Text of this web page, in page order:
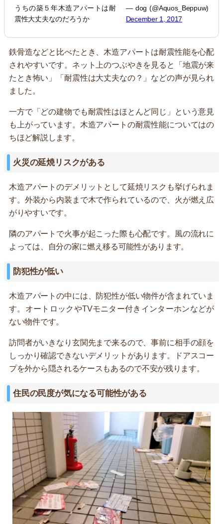
うちの築５年木造アパートは耐
震性大丈夫なのだろうか
— dog (@Aquos_Beppuw)
December 1, 2017
鉄骨造などと比べたとき、木造アパートは耐震性能を心配
されやすいです。ネット上のつぶやきを見ると「地震が来
たとき怖い」「耐震性は大丈夫なの？」などの声が見られ
ました。
一方で「どの建物でも耐震性はほとんど同じ」という意見
も上がっています。木造アパートの耐震性能についてはの
ちほど解説します。
火災の延焼リスクがある
木造アパートのデメリットとして延焼リスクも挙げられま
す。外装から内装まで木で作られているので、火が燃え広
がりやすいです。
隣のアパートで火事が起こった際も心配です。風の流れに
よっては、自分の家に燃え移る可能性があります。
防犯性が低い
木造アパートの中には、防犯性が低い物件が含まれていま
す。オートロックやTVモニター付きインターホンなどが
ない物件です。
訪問者がいきなり玄関先まで来るので、事前に相手の顔を
しっかり確認できないデメリットがあります。ドアスコー
プを外から隠されるケースもあるので不安が残ります。
住民の民度が気になる可能性がある